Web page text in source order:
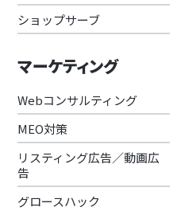
ショップサーブ
マーケティング
Webコンサルティング
MEO対策
リスティング広告／動画広
告
グロースハック